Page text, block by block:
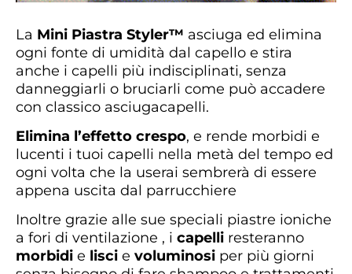
La Mini Piastra Styler™ asciuga ed elimina
ogni fonte di umidità dal capello e stira
anche i capelli più indisciplinati, senza
danneggiarli o bruciarli come può accadere
con classico asciugacapelli.
Elimina l’effetto crespo, e rende morbidi e
lucenti i tuoi capelli nella metà del tempo ed
ogni volta che la userai sembrerà di essere
appena uscita dal parrucchiere
Inoltre grazie alle sue speciali piastre ioniche
a fori di ventilazione , i capelli resteranno
morbidi e lisci e voluminosi per più giorni